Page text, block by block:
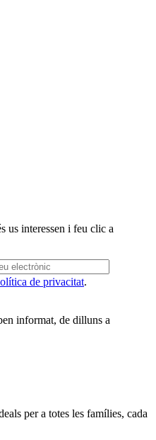
us interessen i feu clic a
de privacitat.
informat, de dilluns a
per a totes les famílies, cada